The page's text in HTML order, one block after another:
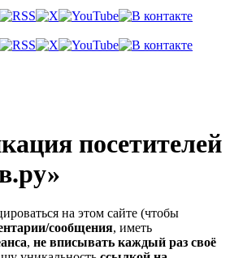
посетителей
на этом сайте (чтобы
сообщения, иметь
, не вписывать каждый раз своё